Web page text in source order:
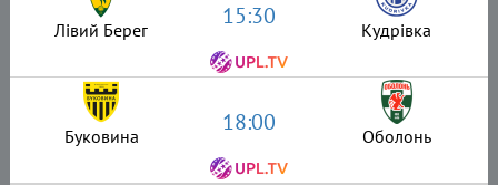
Лівий Берег 15:30 Кудрівка
Буковина 18:00 Оболонь